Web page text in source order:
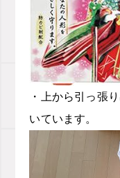
・上から引っ張
いています。